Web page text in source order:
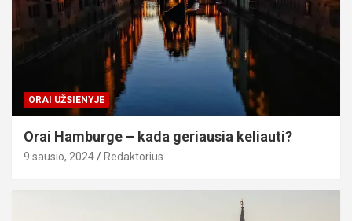
ORAI UŽSIENYJE
Orai Hamburge – kada geriausia keliauti?
9 sausio, 2024 Redaktorius